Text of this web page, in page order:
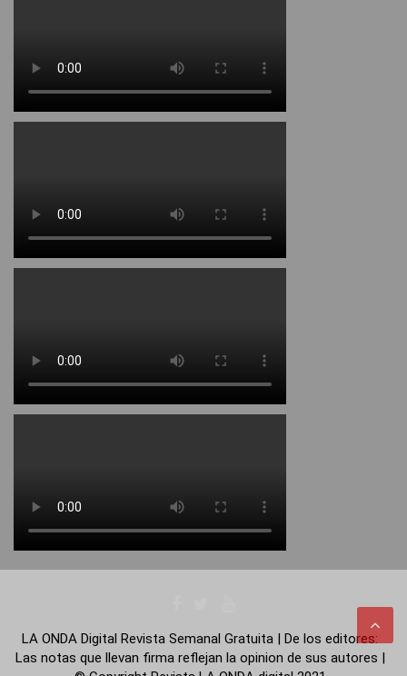
LA ONDA Digital Revista Semanal Gratuita | De los editores:
Las notas que llevan firma reflejan la opinion de sus autores |